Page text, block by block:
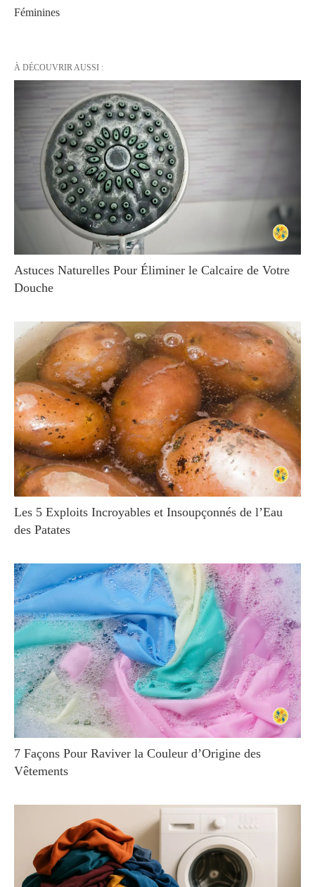
Féminines
À DÉCOUVRIR AUSSI :
Astuces Naturelles Pour Éliminer le Calcaire de Votre
Douche
Les 5 Exploits Incroyables et Insoupçonnés de l’Eau
des Patates
7 Façons Pour Raviver la Couleur d’Origine des
Vêtements